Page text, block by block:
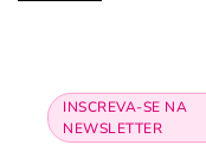
INSCREVA-SE NA
NEWSLETTER